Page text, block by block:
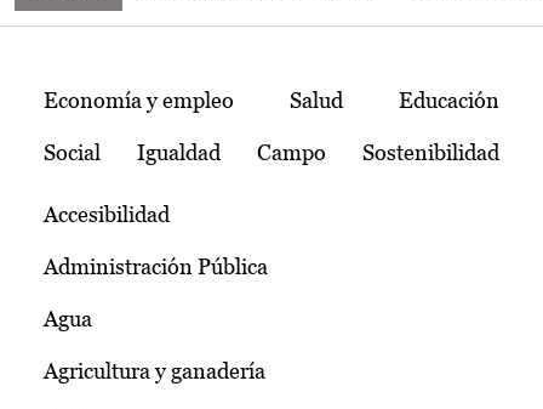
Temas
Economía y empleo Salud Educación
Social Igualdad Campo Sostenibilidad
Accesibilidad
Administración Pública
Agua
Agricultura y ganadería